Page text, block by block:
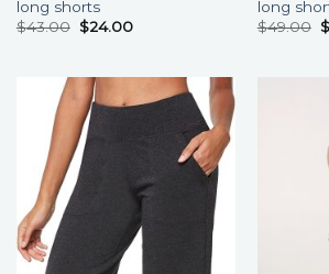
long shorts
$43.00 $24.00
long
$49.00 $